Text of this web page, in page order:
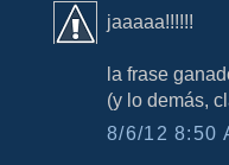
jaaaaa!!!!!!
la frase
(y lo demás,
8/6/12 8:50